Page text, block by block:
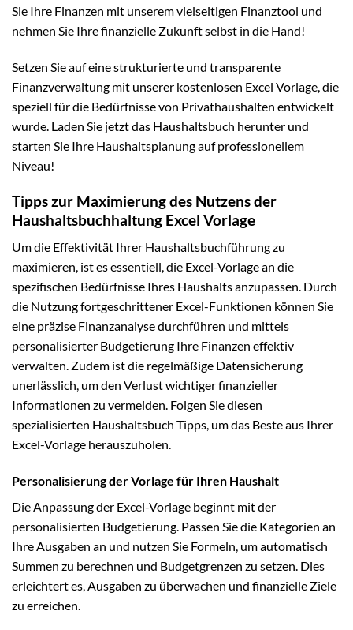
Sie Ihre Finanzen mit unserem vielseitigen Finanztool und
nehmen Sie Ihre finanzielle Zukunft selbst in die Hand!
Setzen Sie auf eine strukturierte und transparente
Finanzverwaltung mit unserer kostenlosen Excel Vorlage, die
speziell für die Bedürfnisse von Privathaushalten entwickelt
wurde. Laden Sie jetzt das Haushaltsbuch herunter und
starten Sie Ihre Haushaltsplanung auf professionellem
Niveau!
Tipps zur Maximierung des Nutzens der
Haushaltsbuchhaltung Excel Vorlage
Um die Effektivität Ihrer Haushaltsbuchführung zu
maximieren, ist es essentiell, die Excel-Vorlage an die
spezifischen Bedürfnisse Ihres Haushalts anzupassen. Durch
die Nutzung fortgeschrittener Excel-Funktionen können Sie
eine präzise Finanzanalyse durchführen und mittels
personalisierter Budgetierung Ihre Finanzen effektiv
verwalten. Zudem ist die regelmäßige Datensicherung
unerlässlich, um den Verlust wichtiger finanzieller
Informationen zu vermeiden. Folgen Sie diesen
spezialisierten Haushaltsbuch Tipps, um das Beste aus Ihrer
Excel-Vorlage herauszuholen.
Personalisierung der Vorlage für Ihren Haushalt
Die Anpassung der Excel-Vorlage beginnt mit der
personalisierten Budgetierung. Passen Sie die Kategorien an
Ihre Ausgaben an und nutzen Sie Formeln, um automatisch
Summen zu berechnen und Budgetgrenzen zu setzen. Dies
erleichtert es, Ausgaben zu überwachen und finanzielle Ziele
zu erreichen.